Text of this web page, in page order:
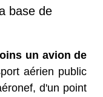
base de
un avion de
aérien public
d'un point